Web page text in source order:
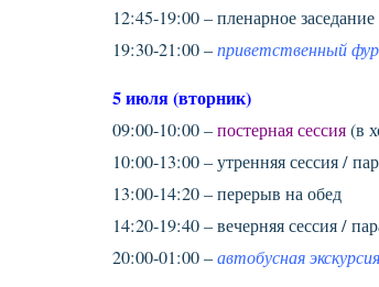
12:45-19:00 – пленарное
19:30-21:00 –приветственный
5 июля (вторник)
09:00-10:00 –постерная сессия(в
10:00-13:00 – утренняя сессия /
13:00-14:20 – перерыв на обед
14:20-19:40 – вечерняя сессия /
20:00-01:00 –автобусная